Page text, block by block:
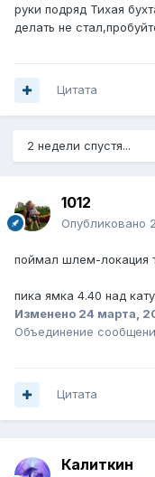
руки подряд Тихая
делать не
Цитата
2 недели спустя...
1012
Опубликовано
поймал шлем-локация
пика ямка 4.40 над
Изменено 24 марта,
Объединение
Цитата
Калиткин